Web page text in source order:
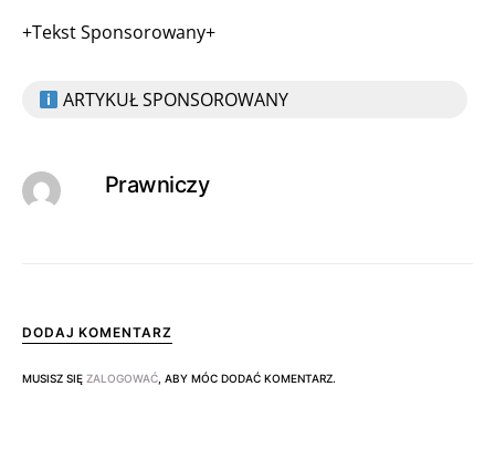
+Tekst Sponsorowany+
ARTYKUŁ SPONSOROWANY
Prawniczy
DODAJ KOMENTARZ
MUSISZ SIĘ ZALOGOWAĆ , ABY MÓC DODAĆ KOMENTARZ.